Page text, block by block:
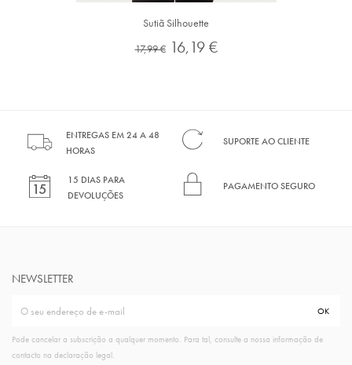
Sutiã Silhouette
Preço
17,99 € Preço
16,19 €
ENTREGAS EM 24 A 48
HORAS
SUPORTE AO CLIENTE
15 DIAS PARA
DEVOLUÇÕES
PAGAMENTO SEGURO
NEWSLETTER
Pode cancelar a subscrição a qualquer momento. Para tal, consulte a nossa informação de
contacto na declaração legal.